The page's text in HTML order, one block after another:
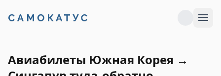
Авиабилеты Южная Корея →